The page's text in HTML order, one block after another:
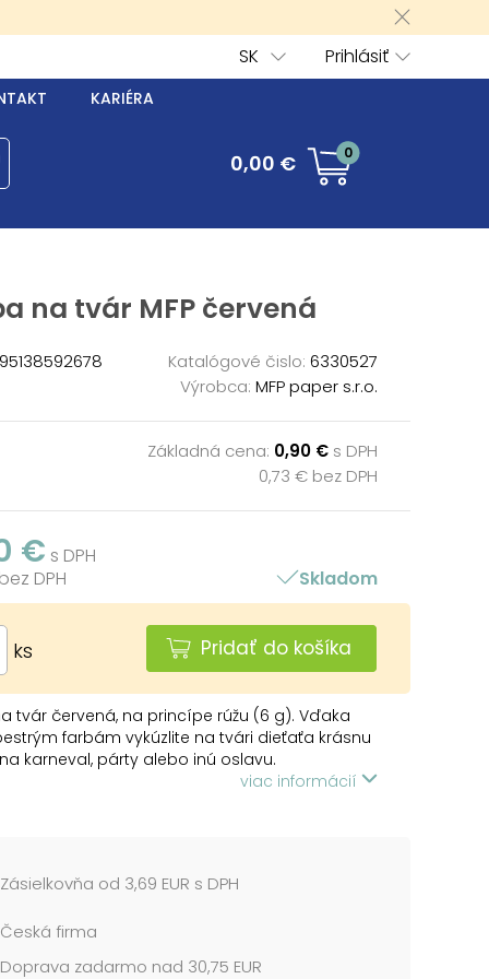
Prihlásiť
SK
KARIÉRA
0,00 € 0
na tvár MFP červená
Katalógové čislo: 6330527
Výrobca: MFP paper s.r.o.
Základná cena: 0,90 € s DPH
0,73 € bez DPH
€ s DPH
DPH
Skladom
ks Pridať do košíka
tvár červená, na princípe rúžu (6 g). Vďaka
farbám vykúzlite na tvári dieťaťa krásnu
karneval, párty alebo inú oslavu.
POUŽITIE:
vyskúšať farbičky na menej citlivom
k podráždeniu pokožky, nepoužívajte a
viac informácií
Zásielkovňa od 3,69 EUR s DPH
Česká firma
Doprava zadarmo nad 30,75 EUR